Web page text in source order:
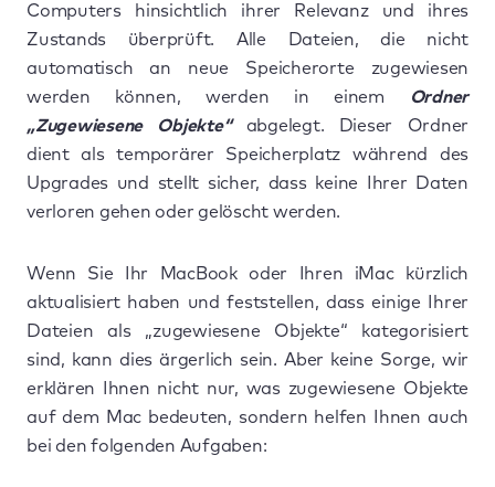
Computers hinsichtlich ihrer Relevanz und ihres
Zustands überprüft. Alle Dateien, die nicht
automatisch an neue Speicherorte zugewiesen
werden können, werden in einem
Ordner
„Zugewiesene Objekte“abgelegt. Dieser Ordner
dient als temporärer Speicherplatz während des
Upgrades und stellt sicher, dass keine Ihrer Daten
verloren gehen oder gelöscht werden.
Wenn Sie Ihr MacBook oder Ihren iMac kürzlich
aktualisiert haben und feststellen, dass einige Ihrer
Dateien als „zugewiesene Objekte“ kategorisiert
sind, kann dies ärgerlich sein. Aber keine Sorge, wir
erklären Ihnen nicht nur, was zugewiesene Objekte
auf dem Mac bedeuten, sondern helfen Ihnen auch
bei den folgenden Aufgaben: